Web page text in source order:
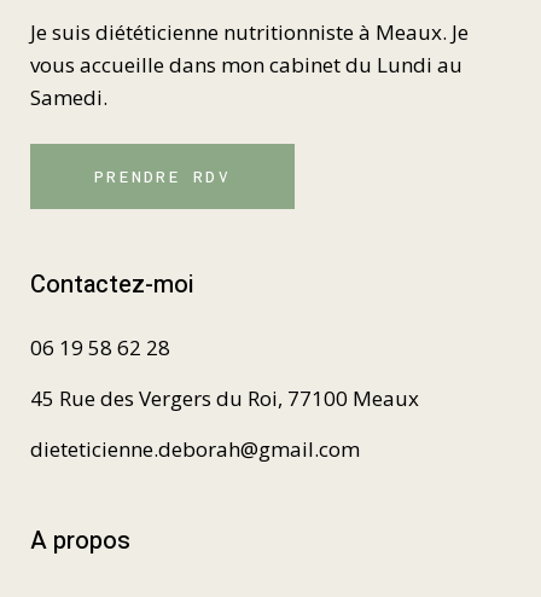
Je suis diététicienne nutritionniste à Meaux. Je
vous accueille dans mon cabinet du Lundi au
Samedi.
PRENDRE RDV
Contactez-moi
06 19 58 62 28
45 Rue des Vergers du Roi, 77100 Meaux
dieteticienne.deborah@gmail.com
A propos